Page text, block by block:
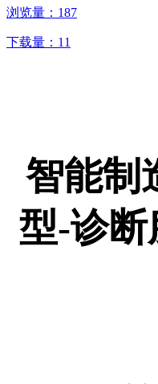
浏览量： 187
下载量： 11
智能制
型-诊